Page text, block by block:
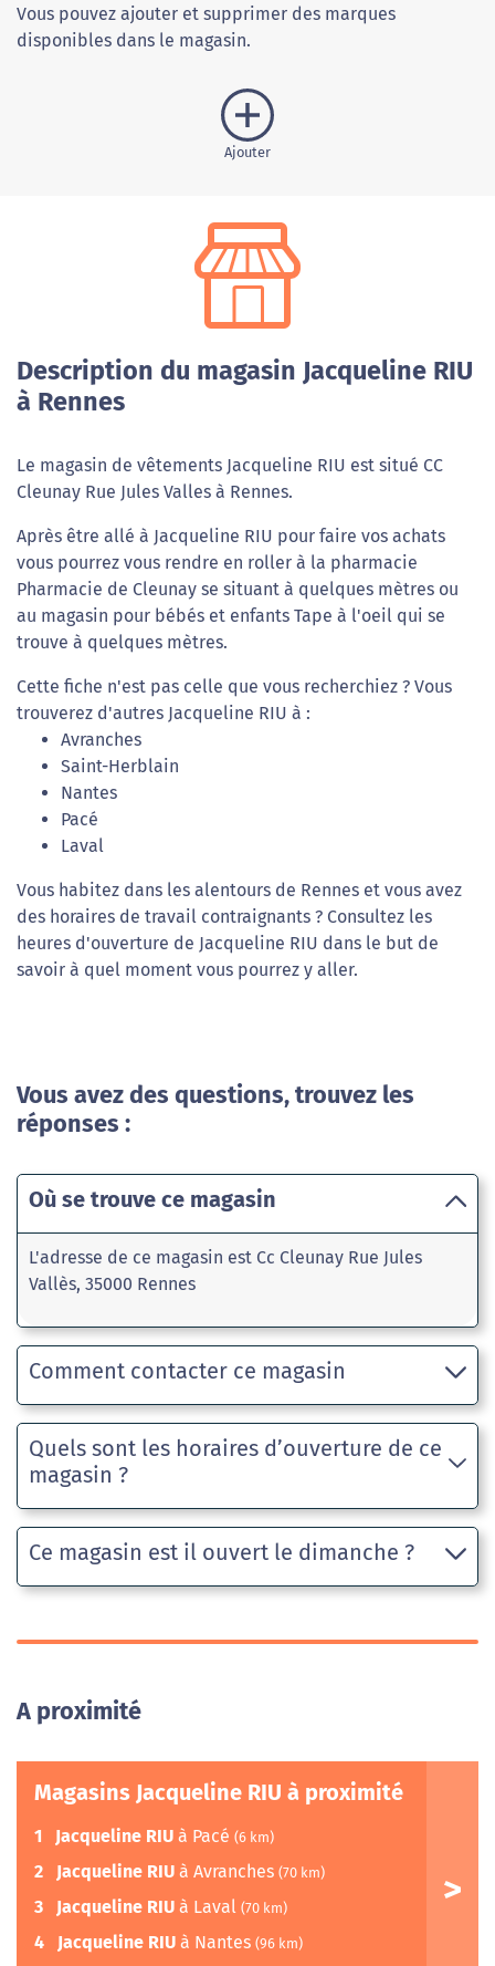
Vous pouvez ajouter et supprimer des marques
disponibles dans le magasin.
Ajouter
Description du magasin Jacqueline RIU
à Rennes
Le magasin de vêtements Jacqueline RIU est situé CC
Cleunay Rue Jules Valles à Rennes.
Après être allé à Jacqueline RIU pour faire vos achats
vous pourrez vous rendre en roller à la pharmacie
Pharmacie de Cleunay se situant à quelques mètres ou
au magasin pour bébés et enfants Tape à l'oeil qui se
trouve à quelques mètres.
Cette fiche n'est pas celle que vous recherchiez ? Vous
trouverez d'autres Jacqueline RIU à :
Avranches
Saint-Herblain
Nantes
Pacé
Laval
Vous habitez dans les alentours de Rennes et vous avez
des horaires de travail contraignants ? Consultez les
heures d'ouverture de Jacqueline RIU dans le but de
savoir à quel moment vous pourrez y aller.
Vous avez des questions, trouvez les
réponses :
Où se trouve ce magasin
L'adresse de ce magasin est Cc Cleunay Rue Jules
Vallès, 35000 Rennes
Comment contacter ce magasin
Quels sont les horaires d’ouverture de ce
magasin ?
Ce magasin est il ouvert le dimanche ?
A proximité
Magasins Jacqueline RIU à proximité
1 Jacqueline RIU à Pacé (6 km)
2 Jacqueline RIU à Avranches (70 km)
3 Jacqueline RIU à Laval (70 km)
4 Jacqueline RIU à Nantes (96 km)